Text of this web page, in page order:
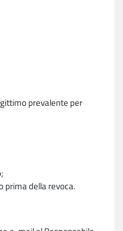
prevalente per
prima della revoca.